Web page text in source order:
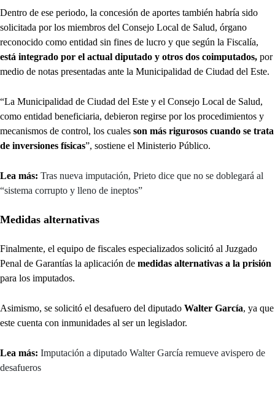
Dentro de ese periodo, la concesión de aportes también habría sido
solicitada por los miembros del Consejo Local de Salud, órgano
reconocido como entidad sin fines de lucro y que según la Fiscalía,
está integrado por el actual diputado y otros dos coimputados, por
medio de notas presentadas ante la Municipalidad de Ciudad del Este.
“La Municipalidad de Ciudad del Este y el Consejo Local de Salud,
como entidad beneficiaria, debieron regirse por los procedimientos y
mecanismos de control, los cuales son más rigurosos cuando se trata
de inversiones físicas”, sostiene el Ministerio Público.
Lea más: Tras nueva imputación, Prieto dice que no se doblegará al
“sistema corrupto y lleno de ineptos”
Medidas alternativas
Finalmente, el equipo de fiscales especializados solicitó al Juzgado
Penal de Garantías la aplicación de medidas alternativas a la prisión
para los imputados.
Asimismo, se solicitó el desafuero del diputado Walter García, ya que
este cuenta con inmunidades al ser un legislador.
Lea más: Imputación a diputado Walter García remueve avispero de
desafueros